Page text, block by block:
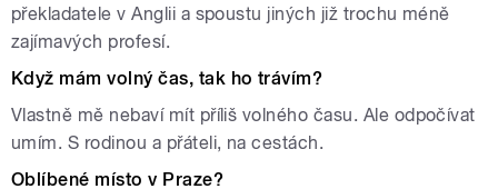
překladatele v Anglii a spoustu jiných již trochu méně
zajímavých profesí.
Když mám volný čas, tak ho trávím?
Vlastně mě nebaví mít příliš volného času. Ale odpočívat
umím. S rodinou a přáteli, na cestách.
Oblíbené místo v Praze?